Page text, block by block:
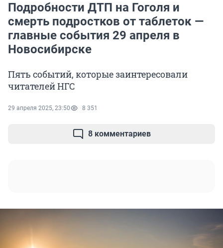
Подробности ДТП на Гоголя и
смерть подростков от таблеток —
главные события 29 апреля в
Новосибирске
Пять событий, которые заинтересовали
читателей НГС
29 апреля 2025, 23:50 8 351
8 комментариев